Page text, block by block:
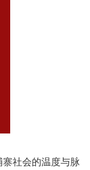
社会的温度与脉